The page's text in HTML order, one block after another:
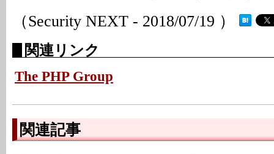
（Security NEXT - 2018/07/19 ）
関連リンク
The PHP Group
関連記事